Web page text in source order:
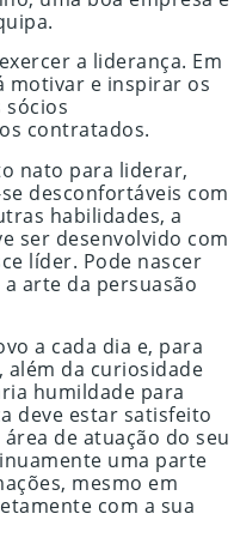
a liderança. Em
motivar e inspirar os
sócios
contratados.
nato para liderar,
desconfortáveis com
habilidades, a
ser desenvolvido com
líder. Pode nascer
arte da persuasão
a cada dia e, para
da curiosidade
humildade para
deve estar satisfeito
de atuação do seu
uma parte
mesmo em
com a sua